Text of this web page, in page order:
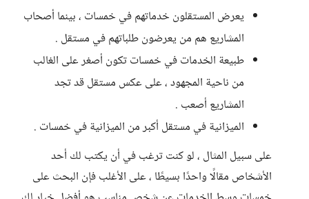
يعرض المستقلون خدماتهم في خمسات ، بينما أصحاب
المشاريع هم من يعرضون طلباتهم في مستقل .
طبيعة الخدمات في خمسات تكون أصغر على الغالب
من ناحية المجهود ، على عكس مستقل قد تجد
المشاريع أصعب .
الميزانية في مستقل أكبر من الميزانية في خمسات .
على سبيل المثال ، لو كنت ترغب في أن يكتب لك أحد
الأشخاص مقالًا واحدًا بسيطًا ، على الأغلب فإن البحث على